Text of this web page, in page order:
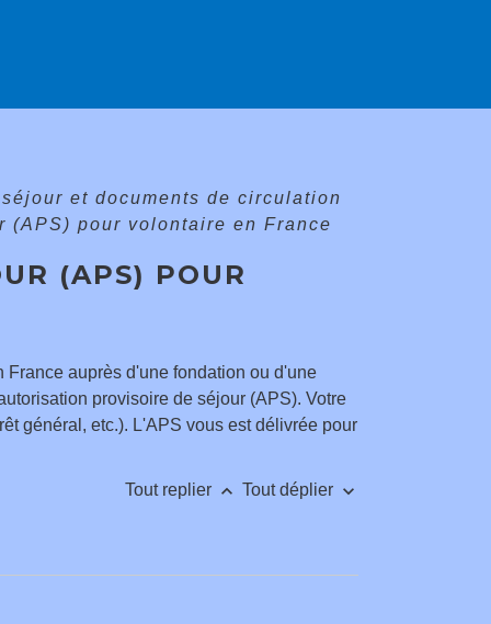
et documents de circulation
pour volontaire en France
(APS) POUR
auprès d'une fondation ou d'une
provisoire de séjour (APS). Votre
général, etc.). L'APS vous est délivrée pour
Tout replier keyboard_arrow_up Tout déplier keyboard_arrow_down